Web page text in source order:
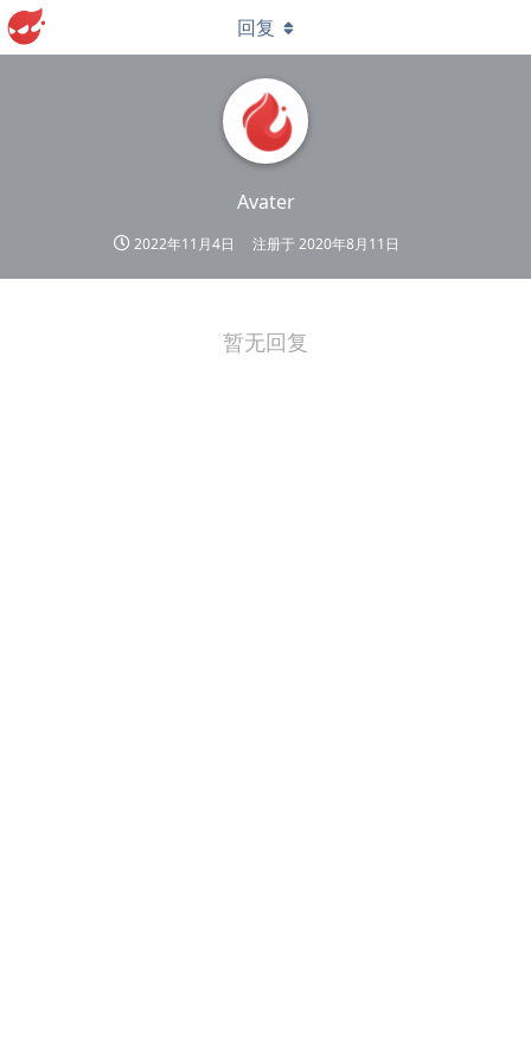
Avater
2022年11月4日 注册于2020年8月11日
回复
暂无回复